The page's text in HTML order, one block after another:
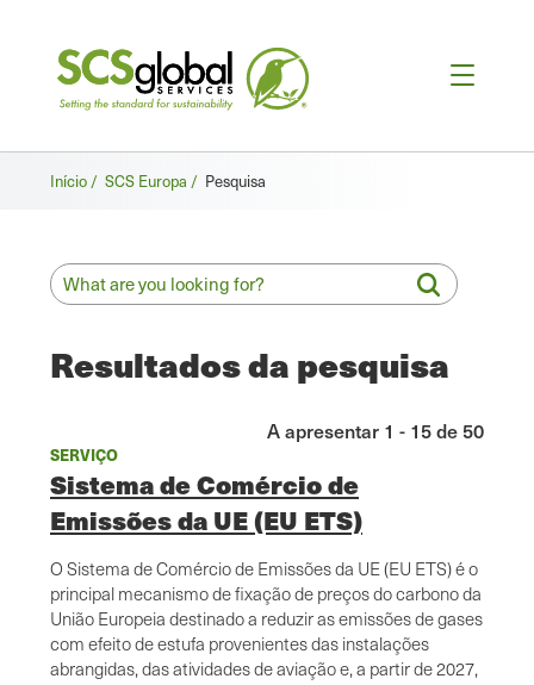
Breadcrumb
Início / SCS Europa / Pesquisa
Resultados da pesquisa
A apresentar 1 - 15 de 50
SERVIÇO
Sistema de Comércio de
Emissões da UE (EU ETS)
O Sistema de Comércio de Emissões da UE (EU ETS) é o
principal mecanismo de fixação de preços do carbono da
União Europeia destinado a reduzir as emissões de gases
com efeito de estufa provenientes das instalações
abrangidas, das atividades de aviação e, a partir de 2027,